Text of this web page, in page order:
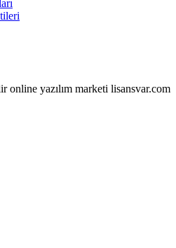
online yazılım marketi lisansvar.com